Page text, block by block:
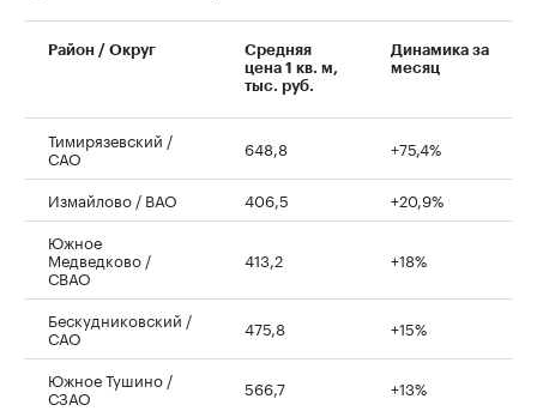
00:00 / 00:00
Район / Округ
Средняя
цена 1 кв. м,
тыс. руб.
Динамика за
месяц
Тимирязевский /
САО 648,8 +75,4%
Измайлово / ВАО 406,5
+20,9%
Южное
Медведково /
СВАО
413,2 +18%
Бескудниковский /
САО 475,8 +15%
Южное Тушино /
СЗАО 566,7 +13%